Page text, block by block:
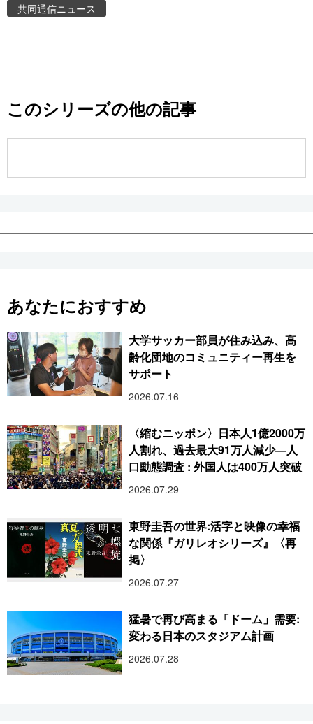
People
共同通信ニュース
このシリーズの他の記事
あなたにおすすめ
大学サッカー部員が住み込み、高
齢化団地のコミュニティー再生を
サポート
2026.07.16
〈縮むニッポン〉日本人1億2000万
人割れ、過去最大91万人減少―人
口動態調査 : 外国人は400万人突破
2026.07.29
東野圭吾の世界:活字と映像の幸福
な関係『ガリレオシリーズ』〈再
掲〉
2026.07.27
猛暑で再び高まる「ドーム」需要:
変わる日本のスタジアム計画
2026.07.28